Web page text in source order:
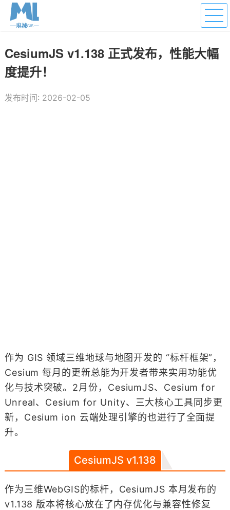
CesiumJS v1.138 正式发布，性能大幅
度提升！
发布时间: 2026-02-05
作为 GIS 领域三维地球与地图开发的 “标杆框架”，
Cesium 每月的更新总能为开发者带来实用功能优
化与技术突破。2月份，CesiumJS、Cesium for
Unreal、Cesium for Unity、三大核心工具同步更
新，Cesium ion 云端处理引擎的也进行了全面提
升。
CesiumJS v1.138
作为三维WebGIS的标杆，CesiumJS 本月发布的
v1.138 版本将核心放在了内存优化与兼容性修复